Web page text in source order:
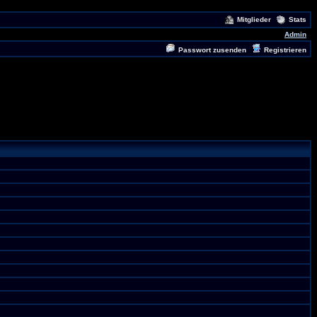
Mitglieder
Stats
Admin
Passwort zusenden Registrieren